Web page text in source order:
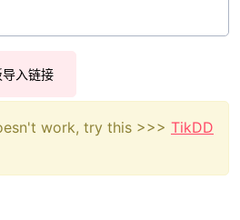
导入链接
work, try this >>> TikDD